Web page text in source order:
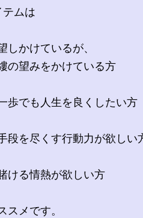
ムは
しかけているが、
の望みをかけている方
歩でも人生を良くしたい方
段を尽くす行動力が欲しい
ける情熱が欲しい方
スメです。